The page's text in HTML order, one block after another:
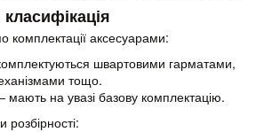
комплектації аксесуарами:
швартовими гарматами,
тощо.
на увазі базову комплектацію.